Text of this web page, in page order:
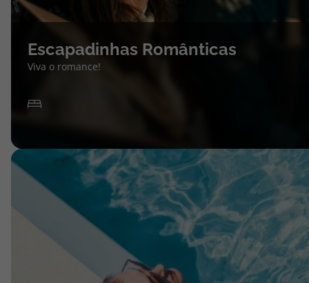
Escapadinhas Românticas
Viva o romance!